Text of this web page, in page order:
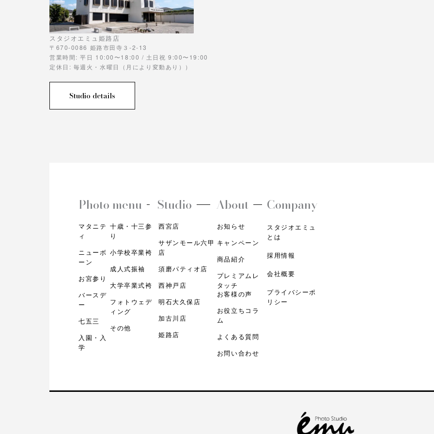
スタジオエミュ姫路店
〒670-0086 姫路市田寺３-2-13
営業時間: 平日 10:00〜18:00 / 土日祝 9:00〜19:00
定休日: 毎週火・水曜日（月により変動あり））
Studio details
Photo menu
マタニテ
ィ
ニューボ
ーン
お宮参り
バースデ
ー
七五三
入園・入
学
十歳・十三参
り
小学校卒業袴
成人式振袖
大学卒業式袴
フォトウェデ
ィング
その他
Studio
西宮店
サザンモール六甲
店
須磨パティオ店
西神戸店
明石大久保店
加古川店
姫路店
About
お知らせ
キャンペーン
商品紹介
プレミアムレ
タッチ
お客様の声
お役立ちコラ
ム
よくある質問
お問い合わせ
Company
スタジオエミュ
とは
採用情報
会社概要
プライバシーポ
リシー